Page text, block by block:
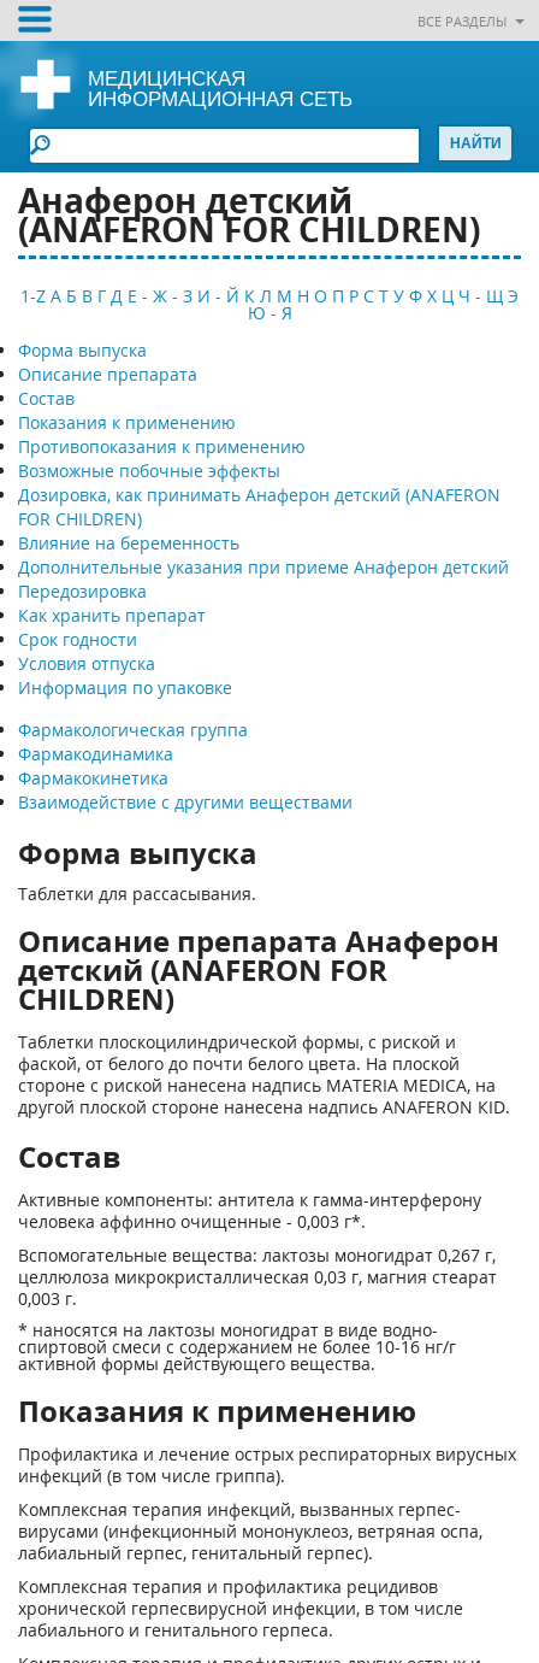
ВСЕ РАЗДЕЛЫ
МЕДИЦИНСКАЯ
ИНФОРМАЦИОННАЯ СЕТЬ
Анаферон детский
(ANAFERON FOR CHILDREN)
1-Z А Б В Г Д Е - Ж - З И - Й К Л М Н О П Р С Т У Ф Х Ц Ч - Щ Э
Ю - Я
Форма выпуска
Описание препарата
Состав
Показания к применению
Противопоказания к применению
Возможные побочные эффекты
Дозировка, как принимать Анаферон детский (ANAFERON
FOR CHILDREN)
Влияние на беременность
Дополнительные указания при приеме Анаферон детский
Передозировка
Как хранить препарат
Срок годности
Условия отпуска
Информация по упаковке
Фармакологическая группа
Фармакодинамика
Фармакокинетика
Взаимодействие с другими веществами
Форма выпуска
Таблетки для рассасывания.
Описание препарата Анаферон
детский (ANAFERON FOR
CHILDREN)
Таблетки плоскоцилиндрической формы, с риской и
фаской, от белого до почти белого цвета. На плоской
стороне с риской нанесена надпись MATERIA MEDICA, на
другой плоской стороне нанесена надпись ANAFERON КID.
Состав
Активные компоненты: антитела к гамма-интерферону
человека аффинно очищенные - 0,003 г*.
Вспомогательные вещества: лактозы моногидрат 0,267 г,
целлюлоза микрокристаллическая 0,03 г, магния стеарат
0,003 г.
* наносятся на лактозы моногидрат в виде водно­-
спиртовой смеси с содержанием не более 10-16 нг/г
активной формы действующего вещества.
Показания к применению
Профилактика и лечение острых респираторных вирусных
инфекций (в том числе гриппа).
Комплексная терапия инфекций, вызванных герпес-
вирусами (инфекционный мононуклеоз, ветряная оспа,
лабиальный герпес, генитальный герпес).
Комплексная терапия и профилактика рецидивов
хронической герпесвирусной инфекции, в том числе
лабиального и генитального герпеса.